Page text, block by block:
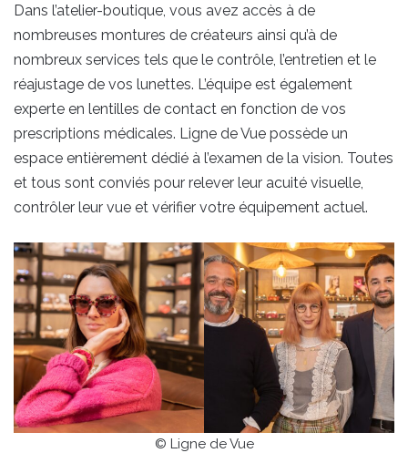
Dans l’atelier-boutique, vous avez accès à de
nombreuses montures de créateurs ainsi qu’à de
nombreux services tels que le contrôle, l’entretien et le
réajustage de vos lunettes. L’équipe est également
experte en lentilles de contact en fonction de vos
prescriptions médicales. Ligne de Vue possède un
espace entièrement dédié à l’examen de la vision. Toutes
et tous sont conviés pour relever leur acuité visuelle,
contrôler leur vue et vérifier votre équipement actuel.
© Ligne de Vue